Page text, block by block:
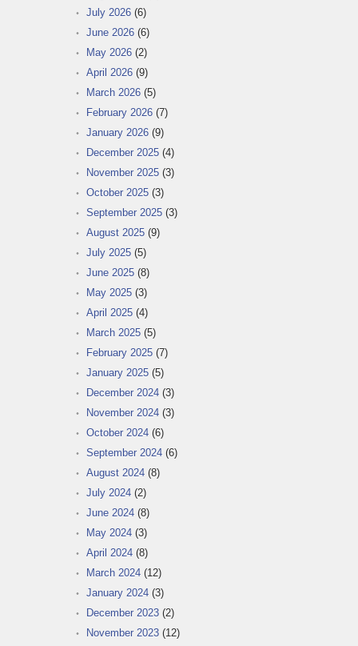
July 2026 (6)
June 2026 (6)
May 2026 (2)
April 2026 (9)
March 2026 (5)
February 2026 (7)
January 2026 (9)
December 2025 (4)
November 2025 (3)
October 2025 (3)
September 2025 (3)
August 2025 (9)
July 2025 (5)
June 2025 (8)
May 2025 (3)
April 2025 (4)
March 2025 (5)
February 2025 (7)
January 2025 (5)
December 2024 (3)
November 2024 (3)
October 2024 (6)
September 2024 (6)
August 2024 (8)
July 2024 (2)
June 2024 (8)
May 2024 (3)
April 2024 (8)
March 2024 (12)
January 2024 (3)
December 2023 (2)
November 2023 (12)